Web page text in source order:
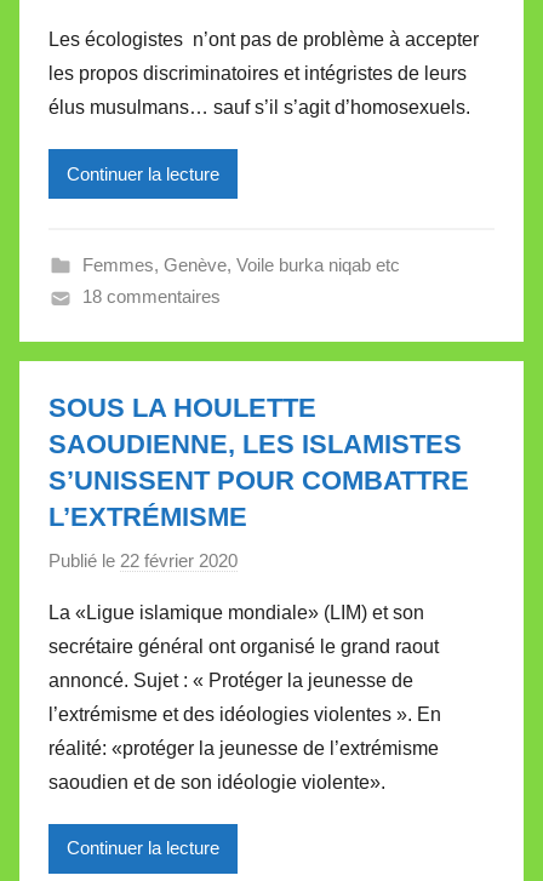
r
M
i
l
a
l
e
t
t
Les écologistes n’ont pas de problème à accepter
les propos discriminatoires et intégristes de leurs
élus musulmans… sauf s’il s’agit d’homosexuels.
Continuer la lecture
Femmes, Genève, Voile burka niqab etc
18 commentaires
SOUS LA HOULETTE
SAOUDIENNE, LES ISLAMISTES
S’UNISSENT POUR COMBATTRE
L’EXTRÉMISME
Publié le 22 février 2020
r
M
i
r
e
i
La «Ligue islamique mondiale» (LIM) et son
secrétaire général ont organisé le grand raout
annoncé. Sujet : « Protéger la jeunesse de
l’extrémisme et des idéologies violentes ». En
réalité: «protéger la jeunesse de l’extrémisme
saoudien et de son idéologie violente».
Continuer la lecture